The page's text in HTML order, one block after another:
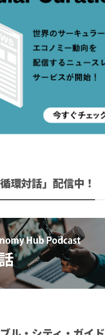
環対話」配信中！